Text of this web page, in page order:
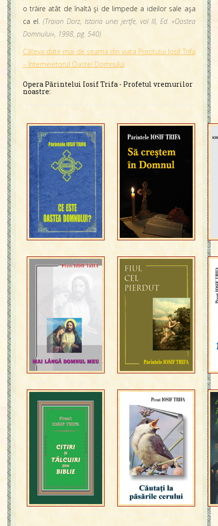
o trăire atât de înaltă şi de limpede a ideilor sale aşa
ca el.(Traian Dorz, Istoria unei jertfe, vol III, Ed. «Oastea
Domnului», 1998, pg. 540)
Câteva date mai de seama din viata Preotului Iosif Trifa
– întemeietorul Oastei Domnului
Opera Părintelui Iosif Trifa - Profetul vremurilor
noastre: